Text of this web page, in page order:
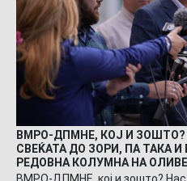
ВМРО-ДПМНЕ, КОЈ И ЗОШТО?
СВЕЌАТА ДО ЗОРИ, ПА ТАКА И
РЕДОВНА КОЛУМНА НА
ВМРО-ДПМНЕ, кој и зошто?